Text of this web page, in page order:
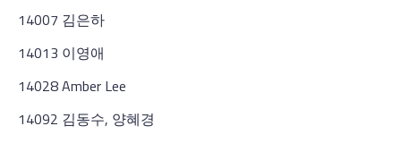
14007 김은하
14013 이영애
14028 Amber Lee
14092 김동수, 양혜경